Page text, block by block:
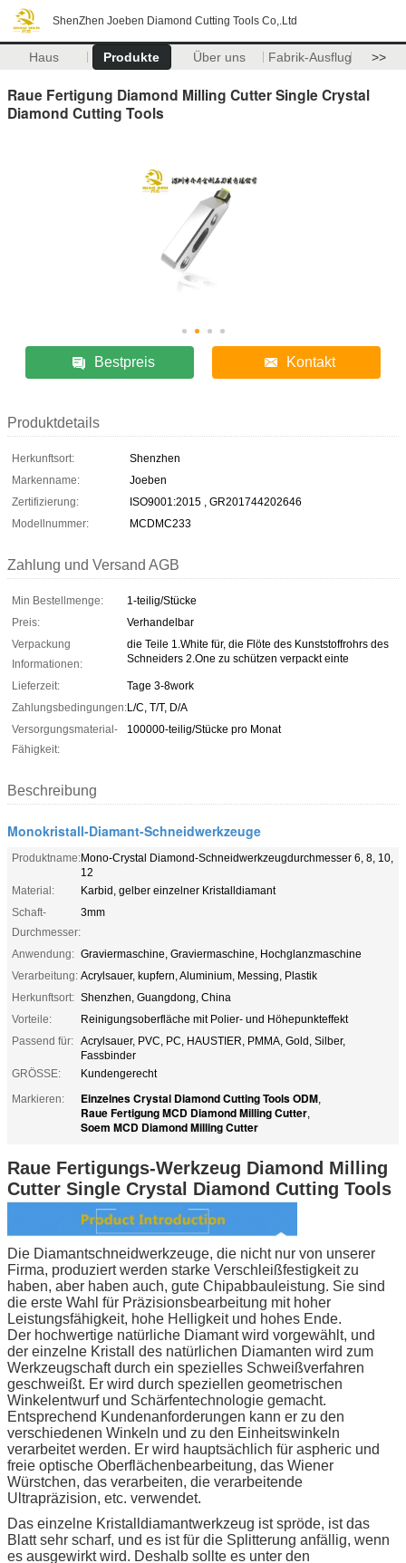
ShenZhen Joeben Diamond Cutting Tools Co,.Ltd
Haus Produkte Über uns Fabrik-Ausflug >>
Raue Fertigung Diamond Milling Cutter Single Crystal
Diamond Cutting Tools
Bestpreis Kontakt
Produktdetails
Herkunftsort:
Shenzhen
Markenname:
Joeben
Zertifizierung:
ISO9001:2015 , GR201744202646
Modellnummer:
MCDMC233
Zahlung und Versand AGB
Min Bestellmenge:
1-teilig/Stücke
Preis:
Verhandelbar
Verpackung
Informationen:
die Teile 1.White für, die Flöte des Kunststoffrohrs des
Schneiders 2.One zu schützen verpackt einte
Lieferzeit:
Tage 3-8work
Zahlungsbedingungen:L/C, T/T, D/A
Versorgungsmaterial-
Fähigkeit:
100000-teilig/Stücke pro Monat
Beschreibung
Monokristall-Diamant-Schneidwerkzeuge
Produktname:Mono-Crystal Diamond-Schneidwerkzeugdurchmesser 6, 8, 10,
12
Material:
Karbid, gelber einzelner Kristalldiamant
Schaft-
Durchmesser:
3mm
Anwendung: Graviermaschine, Graviermaschine, Hochglanzmaschine
Verarbeitung: Acrylsauer, kupfern, Aluminium, Messing, Plastik
Herkunftsort: Shenzhen, Guangdong, China
Vorteile:
Reinigungsoberfläche mit Polier- und Höhepunkteffekt
Passend für: Acrylsauer, PVC, PC, HAUSTIER, PMMA, Gold, Silber,
Fassbinder
GRÖSSE:
Kundengerecht
Markieren:
Einzelnes Crystal Diamond Cutting Tools ODM,
Raue Fertigung MCD Diamond Milling Cutter,
Soem MCD Diamond Milling Cutter
Raue Fertigungs-Werkzeug Diamond Milling
Cutter Single Crystal Diamond Cutting Tools
Die Diamantschneidwerkzeuge, die nicht nur von unserer
Firma, produziert werden starke Verschleißfestigkeit zu
haben, aber haben auch, gute Chipabbauleistung. Sie sind
die erste Wahl für Präzisionsbearbeitung mit hoher
Leistungsfähigkeit, hohe Helligkeit und hohes Ende.
Der hochwertige natürliche Diamant wird vorgewählt, und
der einzelne Kristall des natürlichen Diamanten wird zum
Werkzeugschaft durch ein spezielles Schweißverfahren
geschweißt. Er wird durch speziellen geometrischen
Winkelentwurf und Schärfentechnologie gemacht.
Entsprechend Kundenanforderungen kann er zu den
verschiedenen Winkeln und zu den Einheitswinkeln
verarbeitet werden. Er wird hauptsächlich für aspheric und
freie optische Oberflächenbearbeitung, das Wiener
Würstchen, das verarbeiten, die verarbeitende
Ultrapräzision, etc. verwendet.
Das einzelne Kristalldiamantwerkzeug ist spröde, ist das
Blatt sehr scharf, und es ist für die Splitterung anfällig, wenn
es ausgewirkt wird. Deshalb sollte es unter den